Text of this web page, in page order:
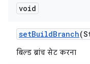
void
setBuildBranch
बिल्ड ब्रांच सेट करना